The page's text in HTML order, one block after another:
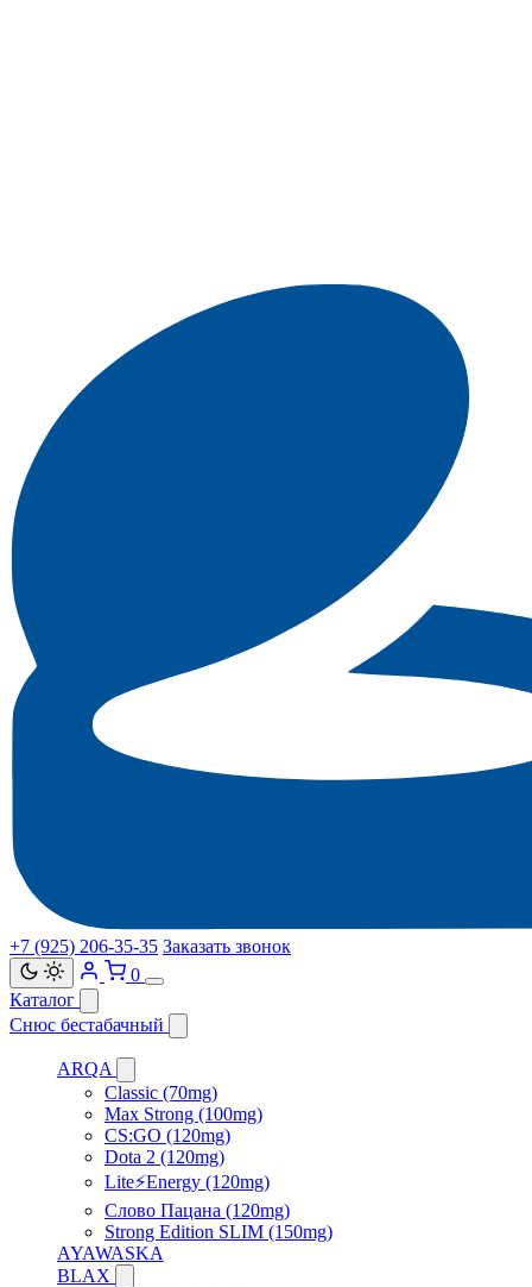
+7 (925) 206‑35‑35 Заказать звонок
0
Каталог
Снюс бестабачный
ARQA
Classic (70mg)
Max Strong (100mg)
CS:GO (120mg)
Dota 2 (120mg)
Lite⚡Energy (120mg)
Слово Пацана (120mg)
Strong Edition SLIM (150mg)
AYAWASKA
BLAX